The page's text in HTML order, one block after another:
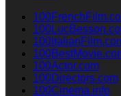
100Actor.com
100Directors.com
100Cinema.info